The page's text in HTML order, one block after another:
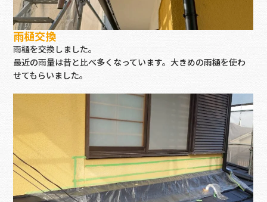
雨樋交換
雨樋を交換しました。
最近の雨量は昔と比べ多くなっています。大きめの雨樋を使わ
せてもらいました。